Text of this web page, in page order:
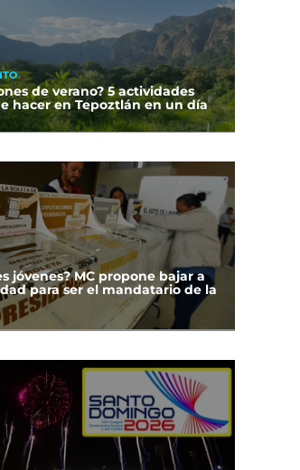
de verano? 5 actividades
hacer en Tepoztlán en un día
jóvenes? MC propone bajar a
para ser el mandatario de la